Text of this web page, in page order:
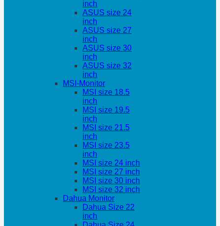
inch
ASUS size 24
inch
ASUS size 27
inch
ASUS size 30
inch
ASUS size 32
inch
MSI-Monitor
MSI size 18.5
inch
MSI size 19.5
inch
MSI size 21.5
inch
MSI size 23.5
inch
MSI size 24 inch
MSI size 27 inch
MSI size 30 inch
MSI size 32 inch
Dahua Monitor
Dahua Size 22
inch